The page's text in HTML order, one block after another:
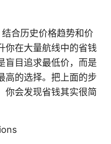
合历史价格趋势和价
你在大量航线中的省钱
盲目追求最低价，而是
高的选择。把上面的步
你会发现省钱其实很简